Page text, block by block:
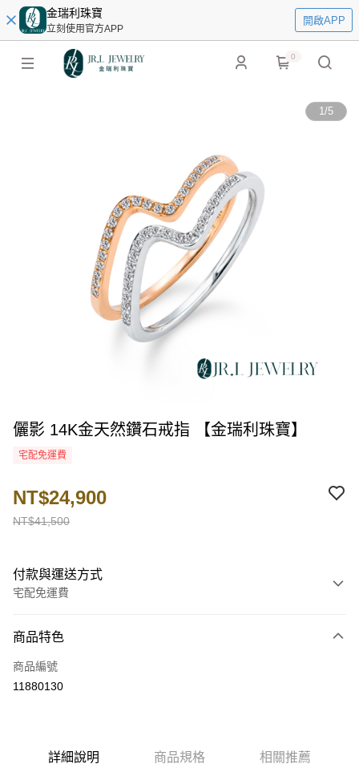
金瑞利珠寶
立刻使用官方APP
開啟APP
0
1/5
儷影 14K金天然鑽石戒指 【金瑞利珠寶】
宅配免運費
NT$41,500
NT$24,900
付款與運送方式
宅配免運費
信用卡一次付款
LINE Pay
ATM付款
商品特色
商品編號
11880130
詳細說明 商品規格 相關推薦